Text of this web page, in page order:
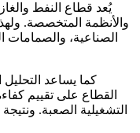
يُعد قطاع النفط
والأنظمة المتخصصة.
الصناعية، والصمامات
كما يساعد التحليل
القطاع على تقييم
التشغيلية الصعبة.